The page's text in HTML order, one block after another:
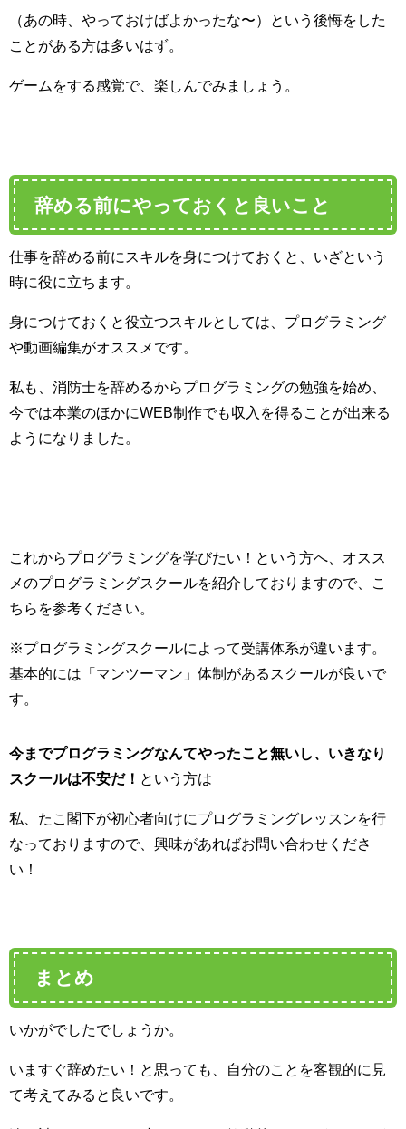
（あの時、やっておけばよかったな〜）という後悔をした
ことがある方は多いはず。
ゲームをする感覚で、楽しんでみましょう。
辞める前にやっておくと良いこと
仕事を辞める前にスキルを身につけておくと、いざという
時に役に立ちます。
身につけておくと役立つスキルとしては、プログラミング
や動画編集がオススメです。
私も、消防士を辞めるからプログラミングの勉強を始め、
今では本業のほかにWEB制作でも収入を得ることが出来る
ようになりました。
これからプログラミングを学びたい！という方へ、オスス
メのプログラミングスクールを紹介しておりますので、こ
ちらを参考ください。
※プログラミングスクールによって受講体系が違います。
基本的には「マンツーマン」体制があるスクールが良いで
す。
今までプログラミングなんてやったこと無いし、いきなり
スクールは不安だ！ という方は
私、たこ閣下が初心者向けにプログラミングレッスンを行
なっておりますので、興味があればお問い合わせくださ
い！
まとめ
いかがでしたでしょうか。
いますぐ辞めたい！と思っても、自分のことを客観的に見
て考えてみると良いです。